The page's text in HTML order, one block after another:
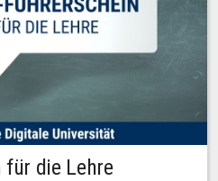
für die Lehre